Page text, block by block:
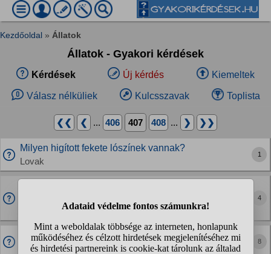
Kezdőoldal » Állatok
Állatok - Gyakori kérdések
Kérdések Új kérdés Kiemeltek
Válasz nélküliek Kulcsszavak Toplista
❮❮ ❮ ... 406 407 408 ... ❯ ❯❯
Milyen higított fekete lószínek vannak?
Lovak
1
4
Hogy kell használni az akváriumi talajporszívót?
Halak, akvarisztika
8